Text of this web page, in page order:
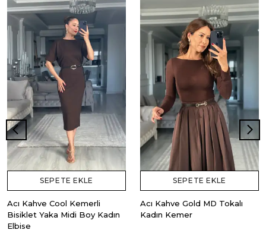
SEPETE EKLE
Acı Kahve Cool Kemerli
Bisiklet Yaka Midi Boy Kadın
Elbise
SEPETE EKLE
Acı Kahve Gold MD Tokalı
Kadın Kemer